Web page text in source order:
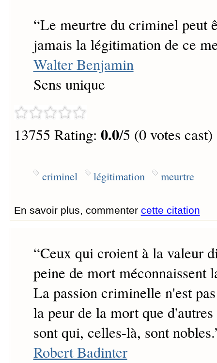
“Le meurtre du criminel peut
jamais la légitimation de ce
Walter Benjamin
Sens unique
13755 Rating: 0.0/5 (0 votes cast)
criminel légitimation meurtre
En savoir plus, commenter cette citation
“Ceux qui croient à la valeur
peine de mort méconnaissent
La passion criminelle n'est
la peur de la mort que
sont qui, celles-là, sont nobles.
Robert Badinter